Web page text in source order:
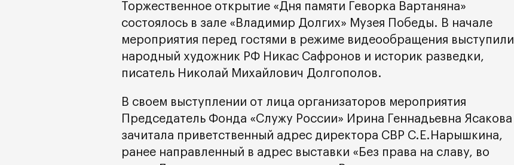
Торжественное открытие «Дня памяти Геворка Вартаняна»
состоялось в зале «Владимир Долгих» Музея Победы. В начале
мероприятия перед гостями в режиме видеообращения выступили
народный художник РФ Никас Сафронов и историк разведки,
писатель Николай Михайлович Долгополов.
В своем выступлении от лица организаторов мероприятия
Председатель Фонда «Служу России» Ирина Геннадьевна Ясакова
зачитала приветственный адрес директора СВР С.Е.Нарышкина,
ранее направленный в адрес выставки «Без права на славу, во